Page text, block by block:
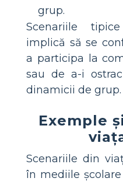
grup.
Scenariile
implică să se
a participa la
sau de a-i
dinamicii de grup.
Exemple
Scenariile din
în mediile